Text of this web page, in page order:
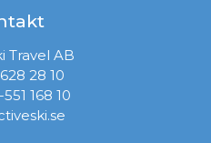
Travel AB
28 10
168 10